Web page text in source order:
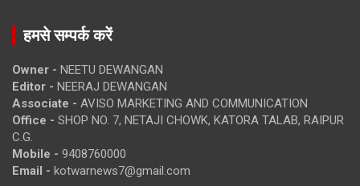
हमसे सम्पर्क करें
Owner - NEETU DEWANGAN
Editor - NEERAJ DEWANGAN
Associate - AVISO MARKETING AND COMMUNICATION
Office - SHOP NO. 7, NETAJI CHOWK, KATORA TALAB, RAIPUR
C.G.
Mobile - 9408760000
Email - kotwarnews7@gmail.com